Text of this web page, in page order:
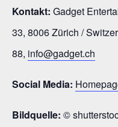
Kontakt: Gadget
33, 8006 Zürich /
88, info@gadget.ch
Social Media:
Bildquelle: ©